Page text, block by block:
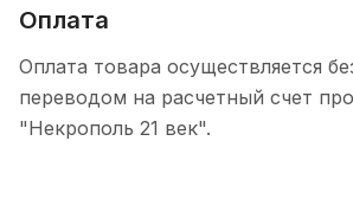
Оплата
Оплата товара осуществляется
переводом на расчетный счет
"Некрополь 21 век".